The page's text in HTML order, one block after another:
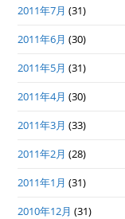
2011年7月 (31)
2011年6月 (30)
2011年5月 (31)
2011年4月 (30)
2011年3月 (33)
2011年2月 (28)
2011年1月 (31)
2010年12月 (31)